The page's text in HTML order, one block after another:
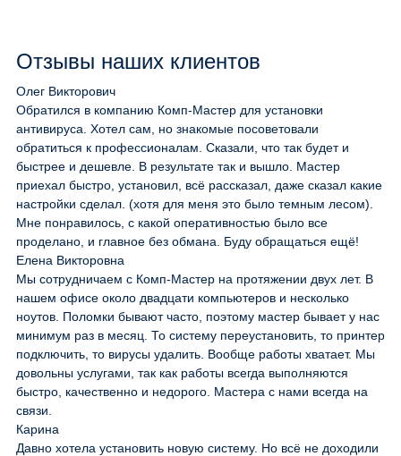
Отзывы наших клиентов
Олег Викторович
Обратился в компанию Комп-Мастер для установки
антивируса. Хотел сам, но знакомые посоветовали
обратиться к профессионалам. Сказали, что так будет и
быстрее и дешевле. В результате так и вышло. Мастер
приехал быстро, установил, всё рассказал, даже сказал какие
настройки сделал. (хотя для меня это было темным лесом).
Мне понравилось, с какой оперативностью было все
проделано, и главное без обмана. Буду обращаться ещё!
Елена Викторовна
Мы сотрудничаем с Комп-Мастер на протяжении двух лет. В
нашем офисе около двадцати компьютеров и несколько
ноутов. Поломки бывают часто, поэтому мастер бывает у нас
минимум раз в месяц. То систему переустановить, то принтер
подключить, то вирусы удалить. Вообще работы хватает. Мы
довольны услугами, так как работы всегда выполняются
быстро, качественно и недорого. Мастера с нами всегда на
связи.
Карина
Давно хотела установить новую систему. Но всё не доходили